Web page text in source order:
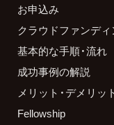
お申込み
クラウドファンデ
基本的な手順・流れ
成功事例の解説
メリット・デメリッ
Fellowship